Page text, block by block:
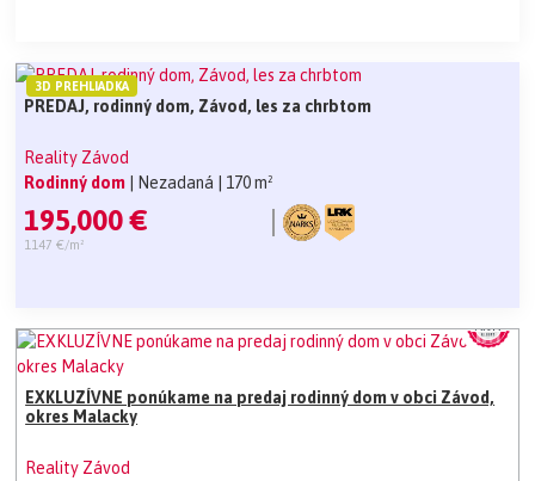
PREDAJ, rodinný dom, Závod, les za chrbtom
Reality Závod
Rodinný dom | Nezadaná | 170 m²
195,000 €
1147 €/m²
3D PREHLIADKA
EXKLUZÍVNE ponúkame na predaj rodinný dom v obci Závod,
okres Malacky
Reality Závod